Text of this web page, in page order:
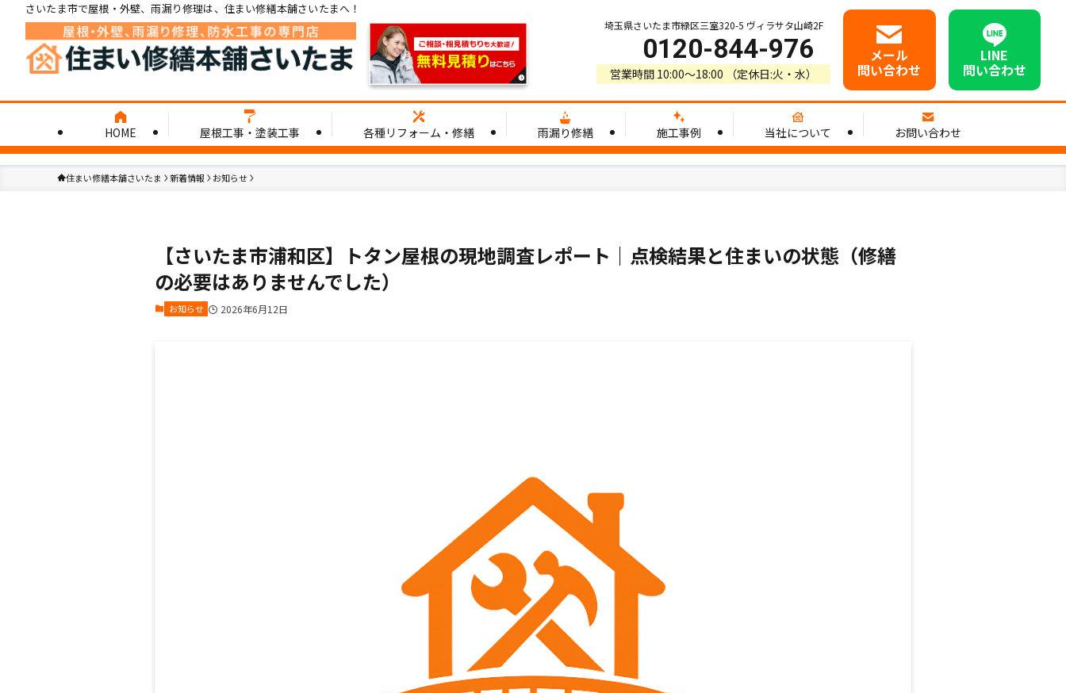
さいたま市で屋根・外壁、雨漏り修理は、住まい修繕本舗さいたまへ！
HOME 屋根工事・塗装工事 各種リフォーム・修繕 雨漏り修繕 施工事例 当社について お問い合わせ
埼玉県さいたま市緑区三室320-5 ヴィラサタ山崎2F
0120-844-976
営業時間 10:00〜18:00 （定休日:火・水）
メール
問い合わせ
LINE
問い合わせ
住まい修繕本舗さいたま 新着情報 お知らせ
【さいたま市浦和区】トタン屋根の現地調査レポート｜点検結果と住まいの状態（修繕
の必要はありませんでした）
お知らせ 2026年6月12日